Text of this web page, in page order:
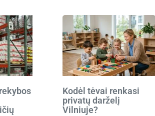
Kodėl tėvai renkasi
privatų darželį
Vilniuje?